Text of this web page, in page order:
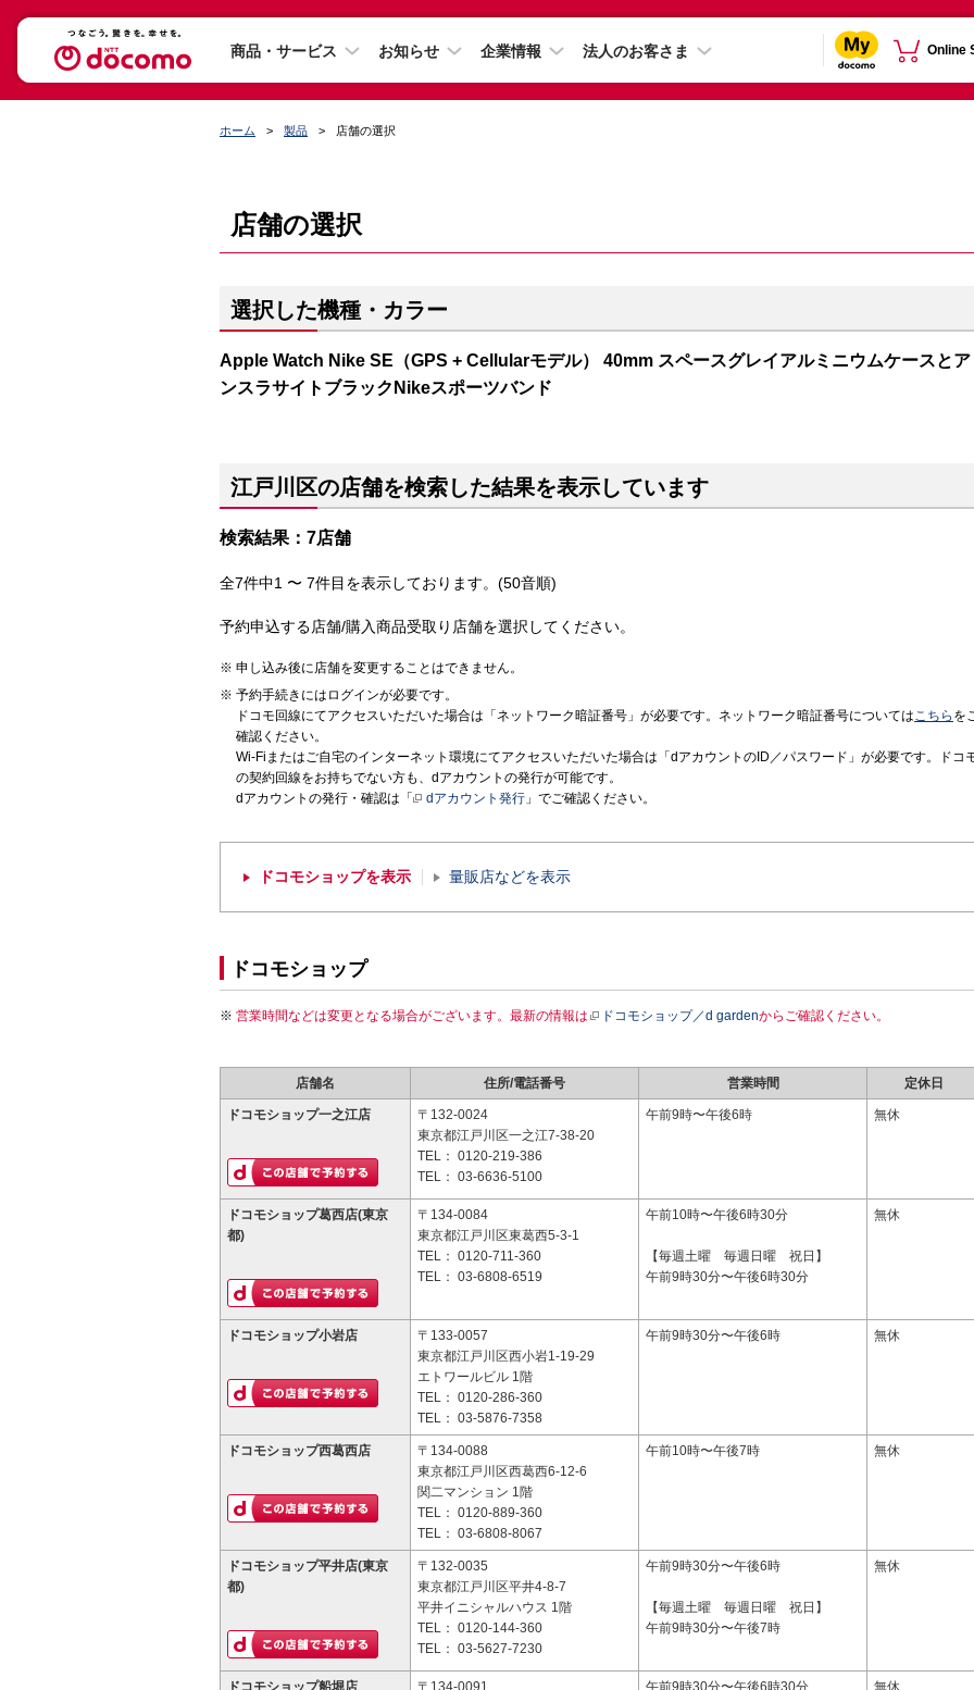
商品・サービス お知らせ 企業情報 法人のお客さま Online
ホーム 製品 店舗の選択
店舗の選択
選択した機種・カラー
Apple Watch Nike SE（GPS + Cellularモデル） 40mm スペースグレイアルミニウムケースとア
ンスラサイトブラックNikeスポーツバンド
江戸川区の店舗を検索した結果を表示しています
検索結果：7店舗
全7件中1 〜 7件目を表示しております。(50音順)
予約申込する店舗/購入商品受取り店舗を選択してください。
申し込み後に店舗を変更することはできません。
予約手続きにはログインが必要です。
ドコモ回線にてアクセスいただいた場合は「ネットワーク暗証番号」が必要です。ネットワーク暗証番号についてはこちら を
確認ください。
Wi-Fiまたはご自宅のインターネット環境にてアクセスいただいた場合は「dアカウントのID／パスワード」が必要です。ドコ
の契約回線をお持ちでない方も、dアカウントの発行が可能です。
dアカウントの発行・確認は「
dアカウント発行 」でご確認ください。
ドコモショップを表示 量販店などを表示
ドコモショップ
営業時間などは変更となる場合がございます。最新の情報は ドコモショップ／d gardenからご確認ください。
店舗名 住所/電話番号 営業時間 定休日
ドコモショップ一之江店
〒132-0024
東京都江戸川区一之江7-38-20
TEL： 0120-219-386
TEL： 03-6636-5100
午前9時〜午後6時 無休
ドコモショップ葛西店(東京
都)
〒134-0084
東京都江戸川区東葛西5-3-1
TEL： 0120-711-360
TEL： 03-6808-6519
午前10時〜午後6時30分
【毎週土曜 毎週日曜 祝日】
午前9時30分〜午後6時30分
無休
ドコモショップ小岩店
〒133-0057
東京都江戸川区西小岩1-19-29
エトワールビル 1階
TEL： 0120-286-360
TEL： 03-5876-7358
午前9時30分〜午後6時 無休
ドコモショップ西葛西店
〒134-0088
東京都江戸川区西葛西6-12-6
関二マンション 1階
TEL： 0120-889-360
TEL： 03-6808-8067
午前10時〜午後7時 無休
ドコモショップ平井店(東京
都)
〒132-0035
東京都江戸川区平井4-8-7
平井イニシャルハウス 1階
TEL： 0120-144-360
TEL： 03-5627-7230
午前9時30分〜午後6時
【毎週土曜 毎週日曜 祝日】
午前9時30分〜午後7時
無休
ドコモショップ船堀店
〒134-0091
午前9時30分〜午後6時30分 無休